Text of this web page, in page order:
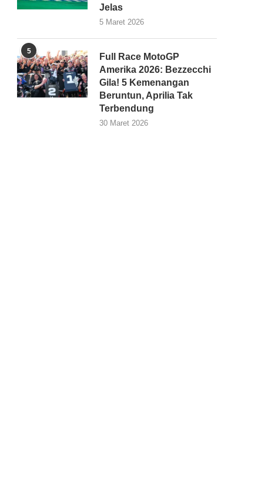
Jelas
5 Maret 2026
5
Full Race MotoGP
Amerika 2026: Bezzecchi
Gila! 5 Kemenangan
Beruntun, Aprilia Tak
Terbendung
30 Maret 2026